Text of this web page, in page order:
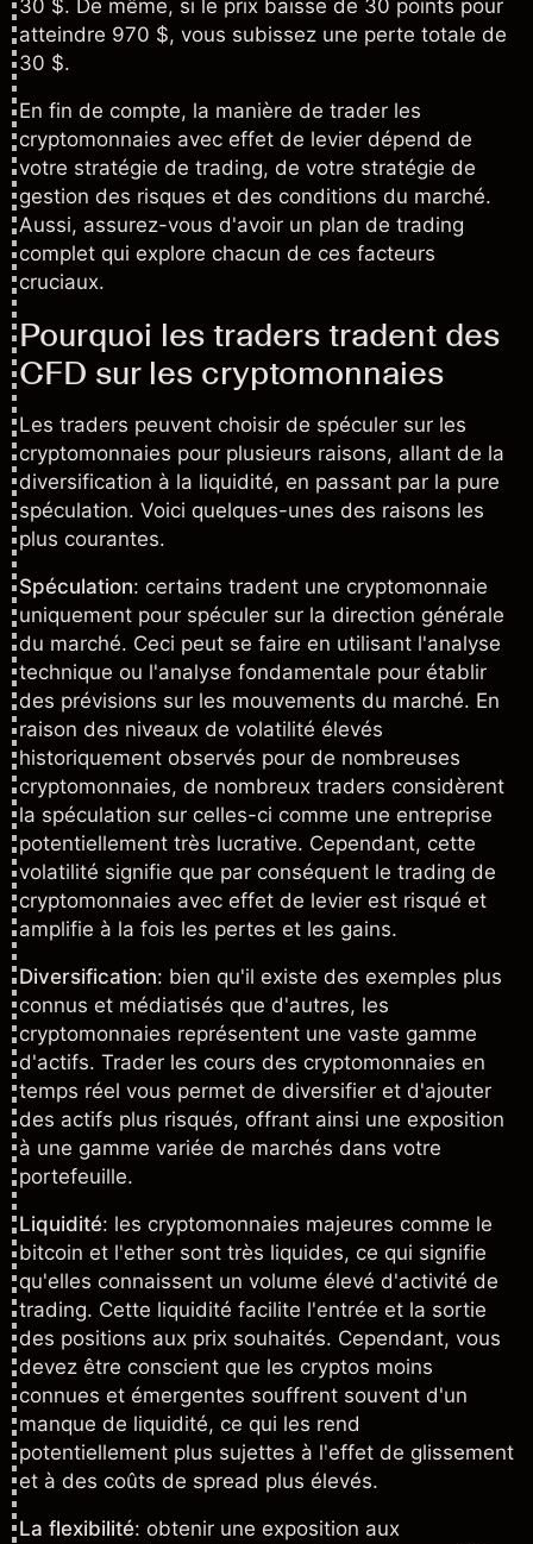
30 $. De même, si le prix baisse de 30 points pour
atteindre 970 $, vous subissez une perte totale de
30 $.
En fin de compte, la manière de trader les
cryptomonnaies avec effet de levier dépend de
votre stratégie de trading, de votre stratégie de
gestion des risques et des conditions du marché.
Aussi, assurez-vous d'avoir un plan de trading
complet qui explore chacun de ces facteurs
cruciaux.
Pourquoi les traders tradent des
CFD sur les cryptomonnaies
Les traders peuvent choisir de spéculer sur les
cryptomonnaies pour plusieurs raisons, allant de la
diversification à la liquidité, en passant par la pure
spéculation. Voici quelques-unes des raisons les
plus courantes.
Spéculation: certains tradent une cryptomonnaie
uniquement pour spéculer sur la direction générale
du marché. Ceci peut se faire en utilisant l'analyse
technique ou l'analyse fondamentale pour établir
des prévisions sur les mouvements du marché. En
raison des niveaux de volatilité élevés
historiquement observés pour de nombreuses
cryptomonnaies, de nombreux traders considèrent
la spéculation sur celles-ci comme une entreprise
potentiellement très lucrative. Cependant, cette
volatilité signifie que par conséquent le trading de
cryptomonnaies avec effet de levier est risqué et
amplifie à la fois les pertes et les gains.
Diversification: bien qu'il existe des exemples plus
connus et médiatisés que d'autres, les
cryptomonnaies représentent une vaste gamme
d'actifs. Trader les cours des cryptomonnaies en
temps réel vous permet de diversifier et d'ajouter
des actifs plus risqués, offrant ainsi une exposition
à une gamme variée de marchés dans votre
portefeuille.
Liquidité: les cryptomonnaies majeures comme le
bitcoin et l'ether sont très liquides, ce qui signifie
qu'elles connaissent un volume élevé d'activité de
trading. Cette liquidité facilite l'entrée et la sortie
des positions aux prix souhaités. Cependant, vous
devez être conscient que les cryptos moins
connues et émergentes souffrent souvent d'un
manque de liquidité, ce qui les rend
potentiellement plus sujettes à l'effet de glissement
et à des coûts de spread plus élevés.
La flexibilité: obtenir une exposition aux